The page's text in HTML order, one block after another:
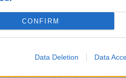
CONFIRM
Data Deletion Data
Δικαστήριο ότι η
όπως τη γνωρίζουμε θα